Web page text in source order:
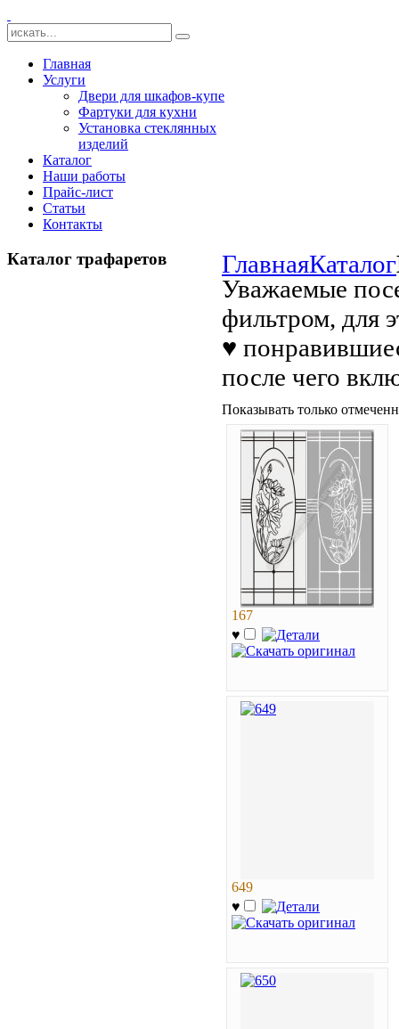
Главная
Услуги
Двери для шкафов-купе
Фартуки для кухни
Установка стеклянных
изделий
Каталог
Наши работы
Прайс-лист
Статьи
Контакты
ГлавнаяКаталог
Уважаемые
фильтром, для
♥
после чего
Показывать только
167
♥
649
♥
Каталог трафаретов